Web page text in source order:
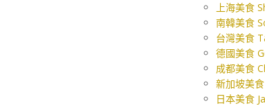
上海美食
南韓美食
台灣美食
德國美食
成都美食
新加坡美
日本美食